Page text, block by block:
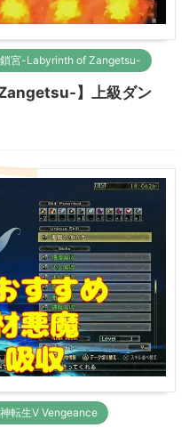
宮-Labyrinth of Zangetsu-
】上級ダン
転生Ⅴ Vengeance